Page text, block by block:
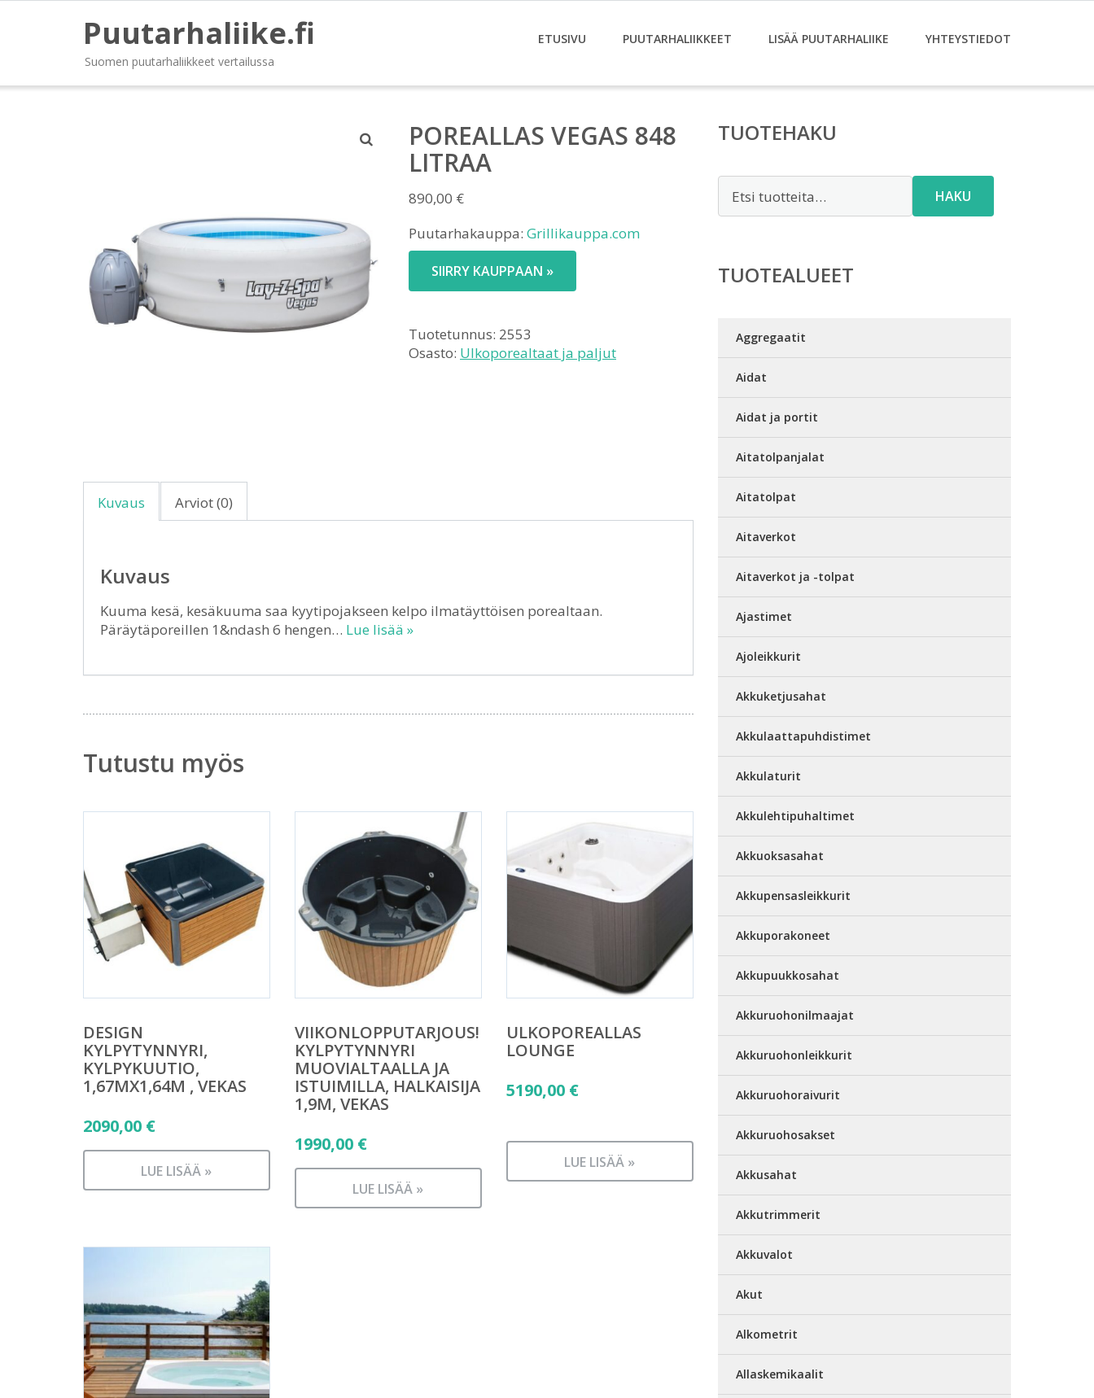
Puutarhaliike.fi
Suomen puutarhaliikkeet vertailussa
ETUSIVU PUUTARHALIIKKEET LISÄÄ PUUTARHALIIKE YHTEYSTIEDOT
POREALLAS VEGAS 848
LITRAA
890,00 €
Puutarhakauppa: Grillikauppa.com
SIIRRY KAUPPAAN »
Tuotetunnus: 2553
Osasto: Ulkoporealtaat ja paljut
Kuvaus Arviot (0)
Kuvaus
Kuuma kesä, kesäkuuma saa kyytipojakseen kelpo ilmatäyttöisen porealtaan.
Päräytäporeillen 1&ndash 6 hengen… Lue lisää »
Tutustu myös
DESIGN
KYLPYTYNNYRI,
KYLPYKUUTIO,
1,67MX1,64M , VEKAS
2090,00 €
LUE LISÄÄ »
VIIKONLOPPUTARJOUS!
KYLPYTYNNYRI
MUOVIALTAALLA JA
ISTUIMILLA, HALKAISIJA
1,9M, VEKAS
1990,00 €
LUE LISÄÄ »
ULKOPOREALLAS
LOUNGE
5190,00 €
LUE LISÄÄ »
TUOTEHAKU
HAKU
TUOTEALUEET
Aggregaatit
Aidat
Aidat ja portit
Aitatolpanjalat
Aitatolpat
Aitaverkot
Aitaverkot ja -tolpat
Ajastimet
Ajoleikkurit
Akkuketjusahat
Akkulaattapuhdistimet
Akkulaturit
Akkulehtipuhaltimet
Akkuoksasahat
Akkupensasleikkurit
Akkuporakoneet
Akkupuukkosahat
Akkuruohonilmaajat
Akkuruohonleikkurit
Akkuruohoraivurit
Akkuruohosakset
Akkusahat
Akkutrimmerit
Akkuvalot
Akut
Alkometrit
Allaskemikaalit